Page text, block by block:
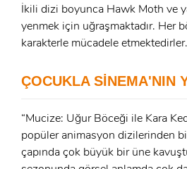
GIRIŞ
E-Posta:
ÜYE
Ad Soyad:
İkili dizi boyunca Hawk Moth ve
yenmek için uğraşmaktadır. Her
karakterle mücadele etmektedirler.
ÇOCUKLA SİNEMA'NIN
“Mucize: Uğur Böceği ile Kara
popüler animasyon dizilerinden
çapında çok büyük bir üne